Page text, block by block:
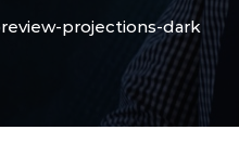
projections-dark